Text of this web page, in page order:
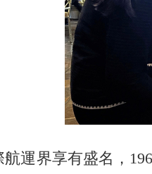
運界享有盛名，